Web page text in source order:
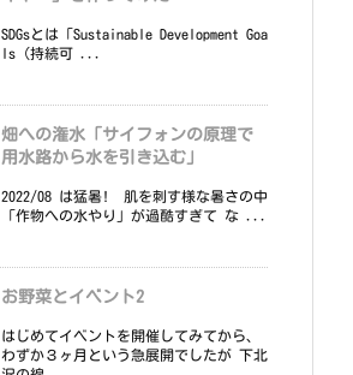
SDGsとは「Sustainable Development Goa
ls（持続可 ...
畑への潅水「サイフォンの原理で
用水路から水を引き込む」
2022/08 は猛暑! 肌を刺す様な暑さの中
「作物への水やり」が過酷すぎて な ...
お野菜とイベント2
はじめてイベントを開催してみてから、
わずか３ヶ月という急展開でしたが 下北